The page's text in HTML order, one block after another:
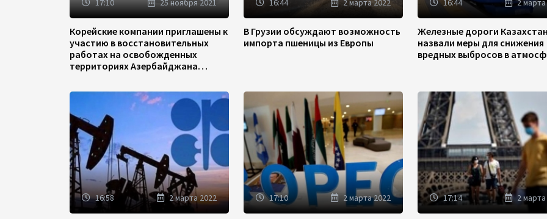
17:10 25 ноября 2021
Корейские компании приглашены к
участию в восстановительных
работах на освобожденных
территориях Азербайджана
16:44 2 марта 2022
В Грузии обсуждают возможность
импорта пшеницы из Европы
16:44 2 марта
Железные дороги
назвали меры для снижения
вредных выбросов в
16:58 2 марта 2022 17:10 2 марта 2022 17:14 2 марта